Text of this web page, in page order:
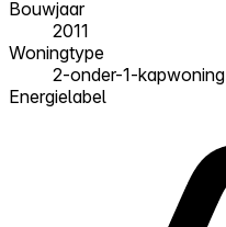
Bouwjaar
2011
Woningtype
2-onder-1-kapwoning
Energielabel